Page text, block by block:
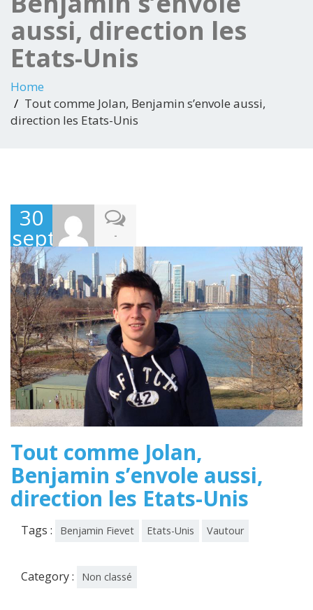
aussi, direction les
Etats-Unis
Home
Tout comme Jolan, Benjamin s’envole aussi,
direction les Etats-Unis
30
septembre
2013
-
Tout comme Jolan,
Benjamin s’envole aussi,
direction les Etats-Unis
Tags : Benjamin Fievet Etats-Unis Vautour
Category : Non classé